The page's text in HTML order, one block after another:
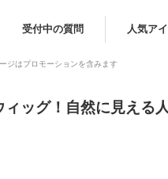
受付中の質問 人気ア
ジはプロモーションを含みます
ッグ！自然に見える